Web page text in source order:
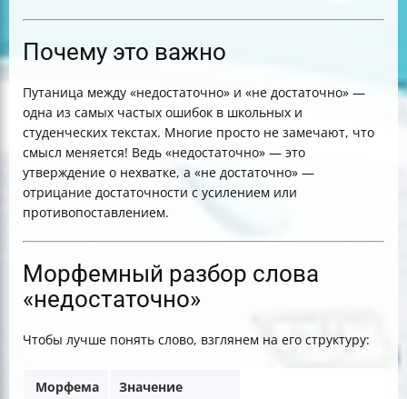
Почему это важно
Путаница между «недостаточно» и «не достаточно» —
одна из самых частых ошибок в школьных и
студенческих текстах. Многие просто не замечают, что
смысл меняется! Ведь «недостаточно» — это
утверждение о нехватке, а «не достаточно» —
отрицание достаточности с усилением или
противопоставлением.
Морфемный разбор слова
«недостаточно»
Чтобы лучше понять слово, взглянем на его структуру:
Морфема Значение